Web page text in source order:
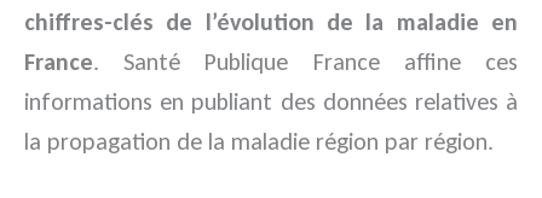
chiffres-clés de l’évolution de la maladie en
France. Santé Publique France affine ces
informations en publiant des données relatives à
la propagation de la maladie région par région.